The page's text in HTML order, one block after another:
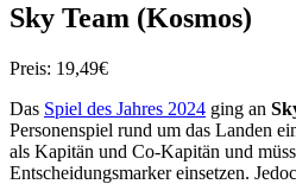
Sky Team (Kosmos)
Preis: 19,49€
Das Spiel des Jahres 2024 ging an
Personenspiel rund um das Landen
als Kapitän und Co-Kapitän und
Entscheidungsmarker einsetzen.